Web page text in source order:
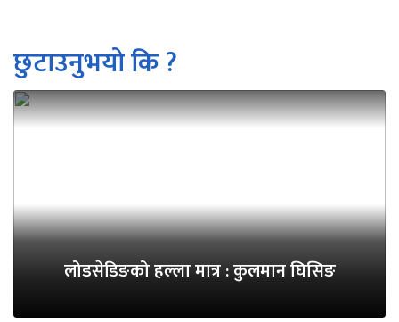
छुटाउनुभयो कि ?
लोडसेडिङको हल्ला मात्र : कुलमान घिसिङ